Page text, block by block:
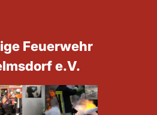
Feuerwehr
e.V.